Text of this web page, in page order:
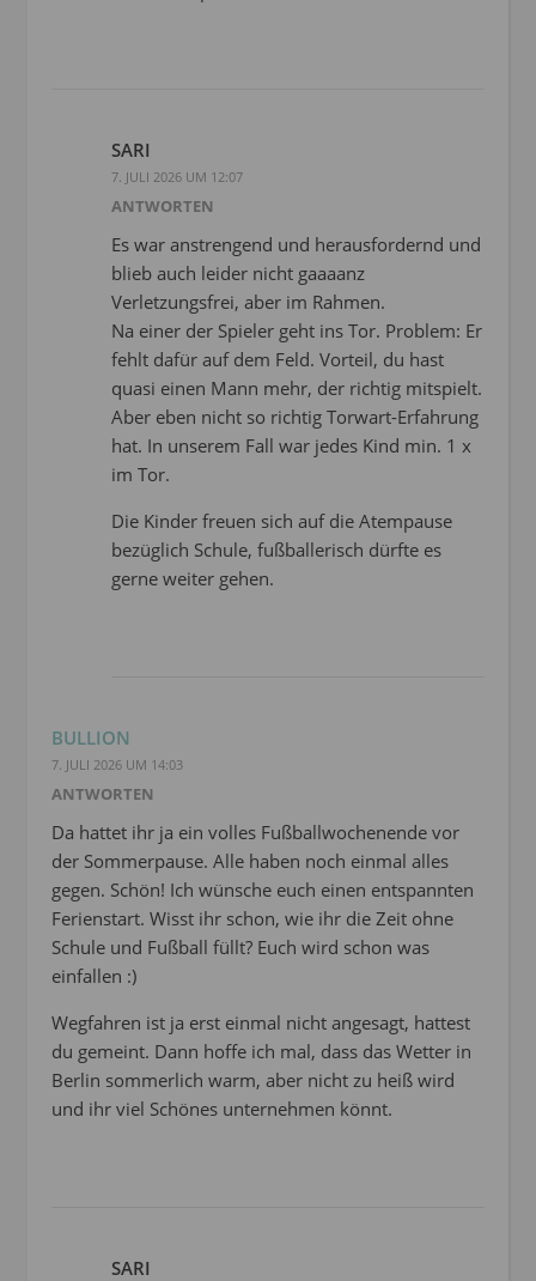
SARI
7. JULI 2026 UM 12:07
ANTWORTEN
Es war anstrengend und herausfordernd und
blieb auch leider nicht gaaaanz
Verletzungsfrei, aber im Rahmen.
Na einer der Spieler geht ins Tor. Problem: Er
fehlt dafür auf dem Feld. Vorteil, du hast
quasi einen Mann mehr, der richtig mitspielt.
Aber eben nicht so richtig Torwart-Erfahrung
hat. In unserem Fall war jedes Kind min. 1 x
im Tor.
Die Kinder freuen sich auf die Atempause
bezüglich Schule, fußballerisch dürfte es
gerne weiter gehen.
BULLION
7. JULI 2026 UM 14:03
ANTWORTEN
Da hattet ihr ja ein volles Fußballwochenende vor
der Sommerpause. Alle haben noch einmal alles
gegen. Schön! Ich wünsche euch einen entspannten
Ferienstart. Wisst ihr schon, wie ihr die Zeit ohne
Schule und Fußball füllt? Euch wird schon was
einfallen :)
Wegfahren ist ja erst einmal nicht angesagt, hattest
du gemeint. Dann hoffe ich mal, dass das Wetter in
Berlin sommerlich warm, aber nicht zu heiß wird
und ihr viel Schönes unternehmen könnt.
SARI